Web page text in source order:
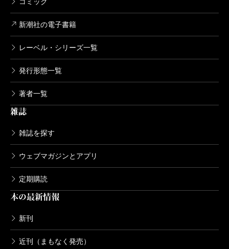
スーパーマーケットの景色ががらりと変わるに違いな
い。
（むらい・りこ 翻訳家）
コミック
新潮社の電子書籍
レーベル・シリーズ一覧
発行形態一覧
著者一覧
雑誌
雑誌を探す
ウェブマガジンとアプリ
定期購読
本の最新情報
新刊
近刊（まもなく発売）